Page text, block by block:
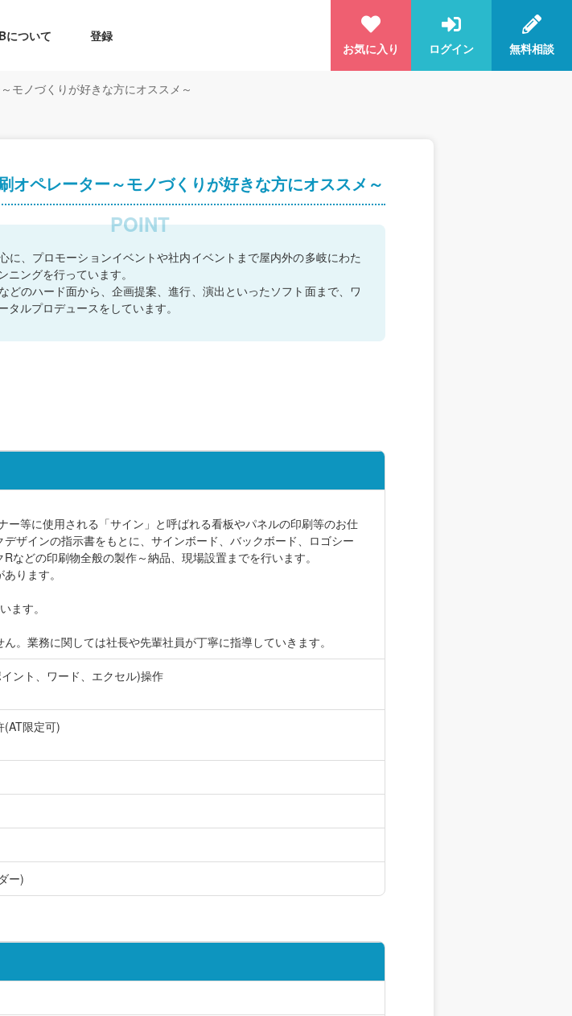
について
登録
お気に入り
ログイン 無料相談
モノづくりが好きな方にオススメ～
ペレーター～モノづくりが好きな方にオススメ～
に、プロモーションイベントや社内イベントまで屋内外の多岐にわた
ニングを行っています。
どのハード面から、企画提案、進行、演出といったソフト面まで、ワ
タルプロデュースをしています。
ー等に使用される「サイン」と呼ばれる看板やパネルの印刷等のお仕
ザインの指示書をもとに、サインボード、バックボード、ロゴシー
などの印刷物全般の製作～納品、現場設置までを行います。
ります。
ます。
。業務に関しては社長や先輩社員が丁寧に指導していきます。
ント、ワード、エクセル)操作
(AT限定可)
ー)